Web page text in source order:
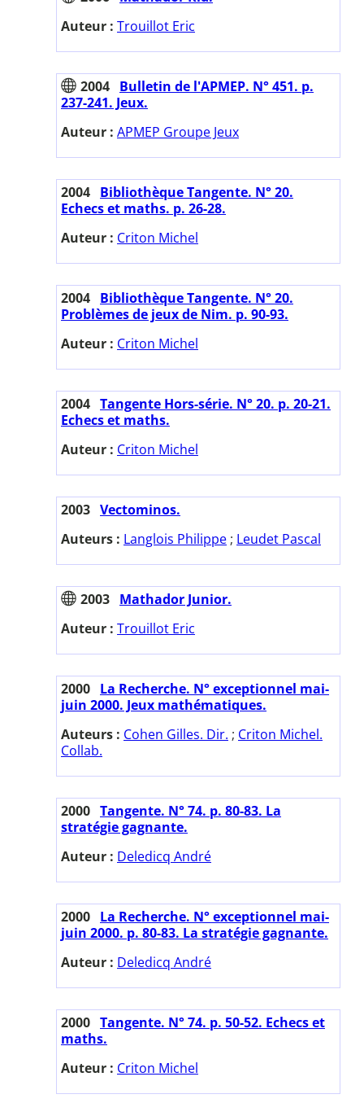
Auteur : Trouillot Eric
2004 Bulletin de l'APMEP. N° 451. p.
237-241. Jeux.
Auteur : APMEP Groupe Jeux
2004 Bibliothèque Tangente. N° 20.
Echecs et maths. p. 26-28.
Auteur : Criton Michel
2004 Bibliothèque Tangente. N° 20.
Problèmes de jeux de Nim. p. 90-93.
Auteur : Criton Michel
2004 Tangente Hors-série. N° 20. p. 20-21.
Echecs et maths.
Auteur : Criton Michel
2003 Vectominos.
Auteurs : Langlois Philippe ; Leudet Pascal
2003 Mathador Junior.
Auteur : Trouillot Eric
2000 La Recherche. N° exceptionnel mai-
juin 2000. Jeux mathématiques.
Auteurs : Cohen Gilles. Dir. ; Criton Michel.
Collab.
2000 Tangente. N° 74. p. 80-83. La
stratégie gagnante.
Auteur : Deledicq André
2000 La Recherche. N° exceptionnel mai-
juin 2000. p. 80-83. La stratégie gagnante.
Auteur : Deledicq André
2000 Tangente. N° 74. p. 50-52. Echecs et
maths.
Auteur : Criton Michel